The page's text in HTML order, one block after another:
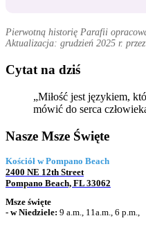
Pierwotną historię Parafii
Aktualizacja: grudzień 2025 r.
Cytat na dziś
„Miłość jest językiem,
mówić do serca
Nasze Msze Święte
Kościół w Pompano Beach
2400 NE 12th Street
Pompano Beach, FL 33062
Msze święte
- wNiedziele: 9 a.m., 11a.m., 6 p.m.,